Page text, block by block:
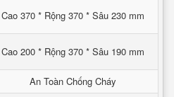
Cao 370 * Rộng 370 * Sâu 230 mm
Cao 200 * Rộng 370 * Sâu 190 mm
An Toàn Chống Cháy